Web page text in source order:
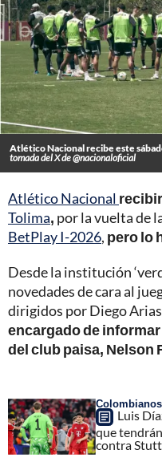
Atlético Nacional recibe este
tomada del X de @nacionaloficial
Atlético Nacional
Tolima, por la vuelta de
BetPlay I-2026, pero lo
Desde la institución
novedades de cara al
dirigidos por Diego
encargado de
del club paisa, Nelson
Luis
que
contra